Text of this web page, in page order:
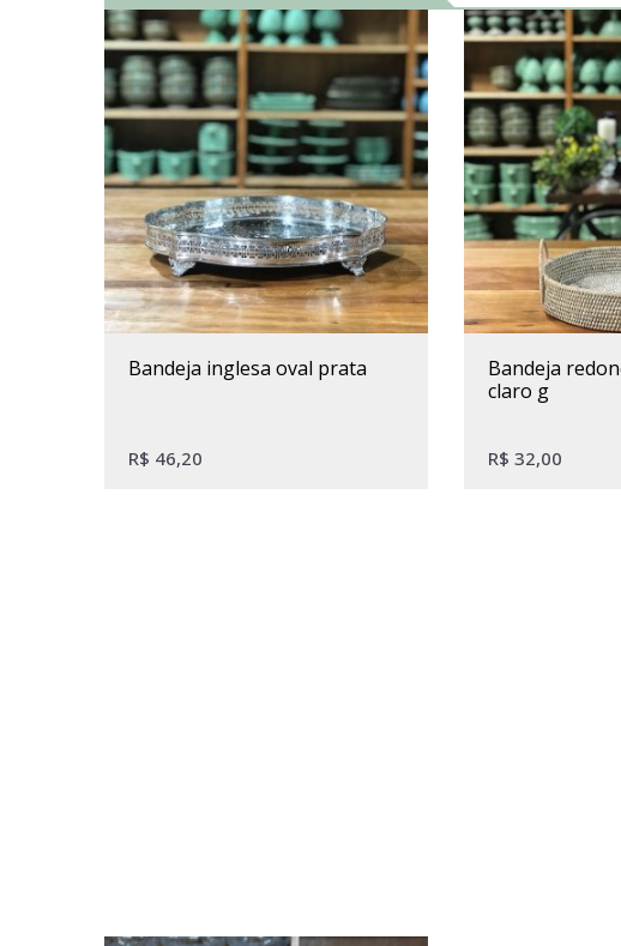
bandeja inglesa oval prata
R$ 46,20
bandeja redonda alça ratan
claro g
R$ 32,00